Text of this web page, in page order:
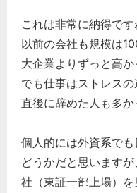
これは非常に納得です
以前の会社も規模は
大企業よりずっと高か
でも仕事はストレス
直後に辞めた人も多か
個人的には外資系で
どうかだと思います
社（東証一部上場）